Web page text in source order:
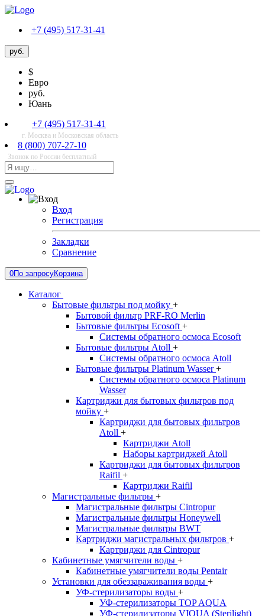
+7 (495) 517-31-41
руб.
$
Евро
руб.
Юань
+7 (495) 517-31-41
г. Москва и Московская область
8 (800) 707-27-10
Звонок по России бесплатный
Вход
Регистрация
Закладки
Сравнение
0По запросуКорзина
Каталог
Бытовые фильтры под мойку +
Бытовой фильтр PRF-RO Merlin
Бытовые фильтры Ecosoft +
Системы обратного осмоса Ecosoft
Бытовые фильтры Atoll +
Системы обратного осмоса Atoll
Бытовые фильтры Platinum Wasser+
Системы обратного осмоса Platinum
Wasser
Картриджи для бытовых фильтров под
мойку +
Картриджи для бытовых фильтров
Atoll +
Картриджи Atoll
Наборы картриджей Atoll
Картриджи для бытовых фильтров
Raifil +
Картриджи Raifil
Магистральные фильтры +
Магистральные фильтры Cintropur
Магистральные фильтры Honeywell
Магистральные фильтры BWT
Картриджи магистральных фильтров +
Картриджи для Cintropur
Кабинетные умягчители воды +
Кабинетные умягчители воды Pentair
Установки для обеззараживания воды +
УФ-стерилизаторы воды +
УФ-стерилизаторы TOP AQUA
УФ-стерилизаторы VIQUA (Sterilight)